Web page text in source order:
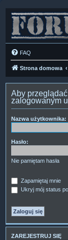
FAQ
Strona domowa
Aby
zalogowanym
Nazwa użytkownika:
Hasło:
Nie pamiętam hasła
Zapamiętaj mnie
Ukryj mój status
ZAREJESTRUJ SIĘ